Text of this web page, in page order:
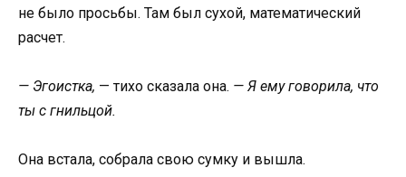
не было просьбы. Там был сухой, математический
расчет.
— Эгоистка, — тихо сказала она. — Я ему говорила, что
ты с гнильцой.
Она встала, собрала свою сумку и вышла.